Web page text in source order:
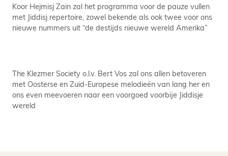
Koor Hejmisj Zain zal het programma voor de pauze vullen
met Jiddisj repertoire, zowel bekende als ook twee voor ons
nieuwe nummers uit “de destijds nieuwe wereld Amerika”
The Klezmer Society o.l.v. Bert Vos zal ons allen betoveren
met Oosterse en Zuid-Europese melodieën van lang her en
ons even meevoeren naar een voorgoed voorbije Jiddisje
wereld